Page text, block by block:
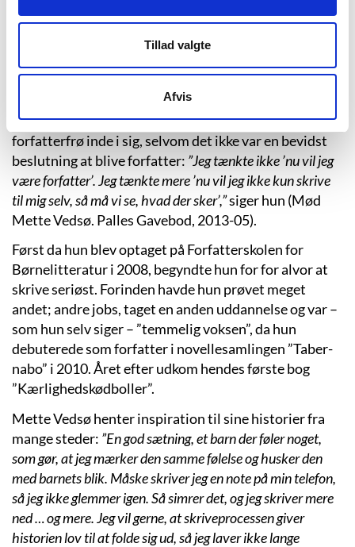
Tillad valgte
Afvis
frisør eller ridelærer, at være tandlæge eller at have
og matematik og endte med at læse kemi og biologi. I
1993 blev hun uddannet cand.scient. i kemi og
bioteknologi fra Aarhus Universitet.
Mette Vedsø siger dog, at hun altid har haft et
forfatterfrø inde i sig, selvom det ikke var en bevidst
beslutning at blive forfatter: ”Jeg tænkte ikke ’nu vil jeg
være forfatter’. Jeg tænkte mere ’nu vil jeg ikke kun skrive
til mig selv, så må vi se, hvad der sker’,”siger hun (Mød
Mette Vedsø. Palles Gavebod, 2013-05).
Først da hun blev optaget på Forfatterskolen for
Børnelitteratur i 2008, begyndte hun for for alvor at
skrive seriøst. Forinden havde hun prøvet meget
andet; andre jobs, taget en anden uddannelse og var –
som hun selv siger – ”temmelig voksen”, da hun
debuterede som forfatter i novellesamlingen ”Taber-
nabo” i 2010. Året efter udkom hendes første bog
”Kærlighedskødboller”.
Mette Vedsø henter inspiration til sine historier fra
mange steder: ”En god sætning, et barn der føler noget,
som gør, at jeg mærker den samme følelse og husker den
med barnets blik. Måske skriver jeg en note på min telefon,
så jeg ikke glemmer igen. Så simrer det, og jeg skriver mere
ned … og mere. Jeg vil gerne, at skriveprocessen giver
historien lov til at folde sig ud, så jeg laver ikke lange